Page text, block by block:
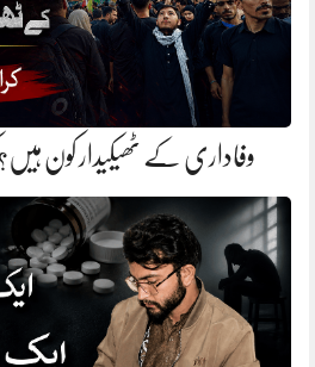
وفاداری کے ٹھیکیدار کون